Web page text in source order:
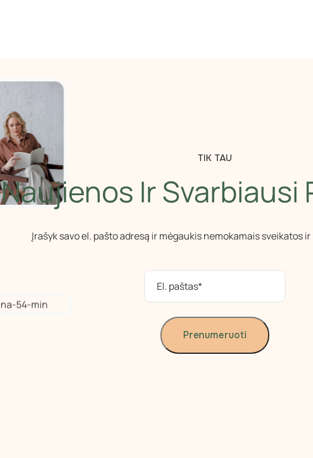
Naujienos Ir Svarbiausi
TIK TAU
Įrašyk savo el. pašto adresą ir mėgaukis nemokamais sveikatos